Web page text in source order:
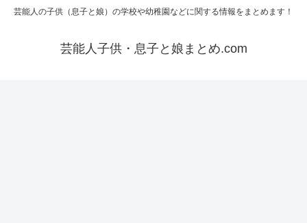
芸能人の子供（息子と娘）の学校や幼稚園などに関する情報をまとめます！
芸能人子供・息子と娘まとめ.com